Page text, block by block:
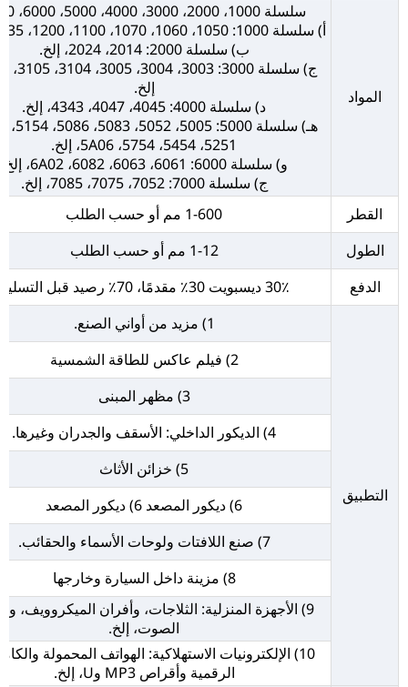
المواد
سلسلة 1000، 2000، 3000، 4000، 5000، 6000، 7000
أ) سلسلة 1000: 1050، 1060، 1070، 1100، 1200، 1235، إلخ.
ب) سلسلة 2000: 2014، 2024، إلخ.
إلخ.
د) سلسلة 4000: 4045، 4047، 4343، إلخ.
5251، 5454، 5754، 5A06، إلخ.
و) سلسلة 6000: 6061، 6063، 6082، 6A02، إلخ.
ج) سلسلة 7000: 7052، 7075، 7085، إلخ.
القطر
1-600 مم أو حسب الطلب
الطول
1-12 مم أو حسب الطلب
الدفع
30٪ ديسبويت 30٪ مقدمًا، 70٪ رصيد قبل التسليم
التطبيق
1) مزيد من أواني الصنع.
2) فيلم عاكس للطاقة الشمسية
3) مظهر المبنى
4) الديكور الداخلي: الأسقف والجدران وغيرها.
5) خزائن الأثاث
6) ديكور المصعد 6) ديكور المصعد
7) صنع اللافتات ولوحات الأسماء والحقائب.
8) مزينة داخل السيارة وخارجها
9) الأجهزة المنزلية: الثلاجات، وأفران الميكروويف،
الصوت، إلخ.
10) الإلكترونيات الاستهلاكية: الهواتف المحمولة
الرقمية وأقراص MP3 وU، إلخ.